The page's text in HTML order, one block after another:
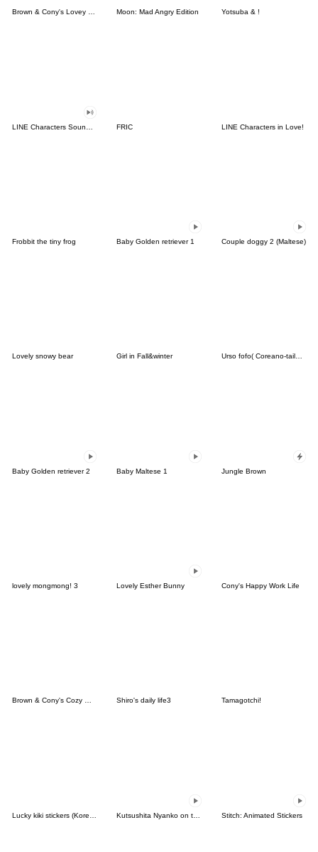
Brown & Cony's Lovey Dovey Date Moon: Mad Angry Edition Yotsuba & !
FRIC LINE Characters in Love!
Frobbit the tiny frog Baby Golden retriever 1 Couple doggy 2 (Maltese)
Lovely snowy bear Girl in Fall&winter Urso fofo( Coreano-tailandês)
Baby Golden retriever 2 Baby Maltese 1 Jungle Brown
lovely mongmong! 3 Lovely Esther Bunny Cony's Happy Work Life
Brown & Cony's Cozy Winter Date Shiro's daily life3 Tamagotchi!
Stitch: Animated Stickers